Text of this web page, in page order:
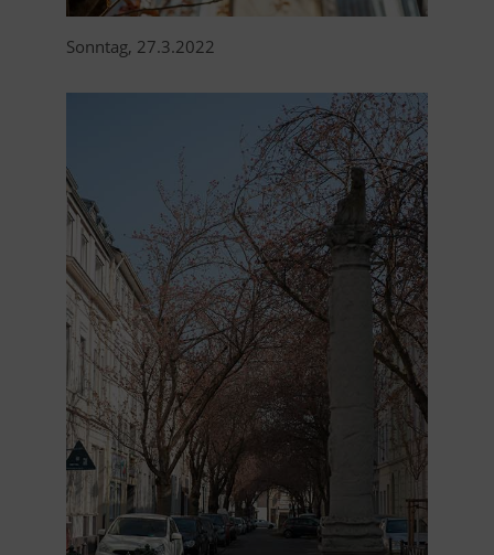
Sonntag, 27.3.2022